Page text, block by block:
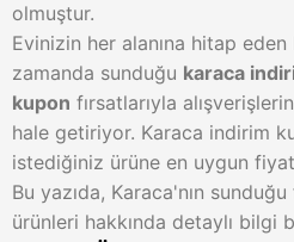
olmuştur.
Evinizin her alanına hitap eden
zamanda sunduğu karaca
kupon fırsatlarıyla
hale getiriyor. Karaca indirim
istediğiniz ürüne en uygun
Bu yazıda, Karaca'nın
ürünleri hakkında detaylı bilgi